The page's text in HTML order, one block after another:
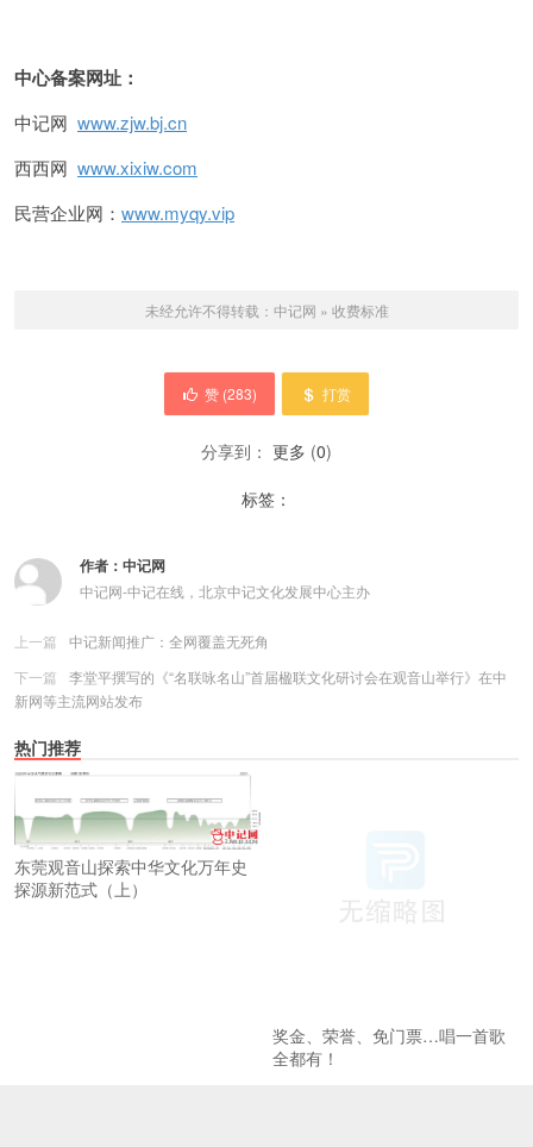
中心备案网址：
中记网 www.zjw.bj.cn
西西网 www.xixiw.com
民营企业网： www.myqy.vip
未经允许不得转载： 中记网 » 收费标准
赞 (283) 打赏
分享到： 更多 (0)
标签：
作者： 中记网
中记网-中记在线，北京中记文化发展中心主办
上一篇
中记新闻推广：全网覆盖无死角
下一篇
李堂平撰写的《“名联咏名山”首届楹联文化研讨会在观音山举行》在中
新网等主流网站发布
热门推荐
东莞观音山探索中华文化万年史
探源新范式（上）
奖金、荣誉、免门票…唱一首歌
全都有！